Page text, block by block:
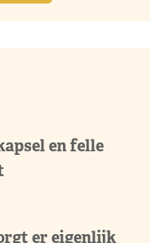
en felle
er eigenlijk